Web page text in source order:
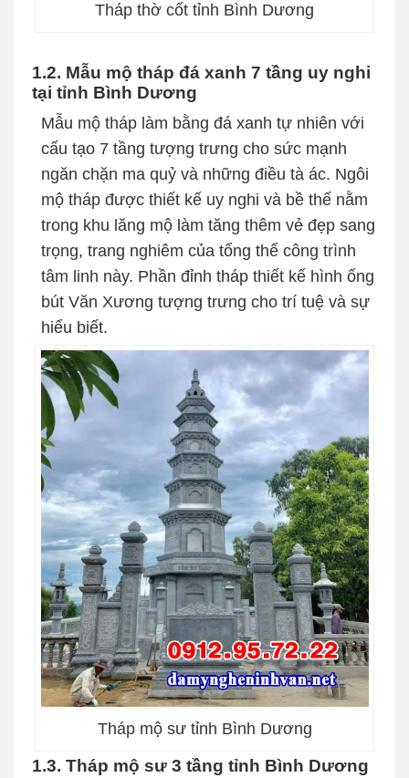
Tháp thờ cốt tỉnh Bình Dương
1.2. Mẫu mộ tháp đá xanh 7 tầng uy nghi
tại tỉnh Bình Dương
Mẫu mộ tháp làm bằng đá xanh tự nhiên với
cấu tạo 7 tầng tượng trưng cho sức mạnh
ngăn chặn ma quỷ và những điều tà ác. Ngôi
mộ tháp được thiết kế uy nghi và bề thế nằm
trong khu lăng mộ làm tăng thêm vẻ đẹp sang
trọng, trang nghiêm của tổng thể công trình
tâm linh này. Phần đỉnh tháp thiết kế hình ống
bút Văn Xương tượng trưng cho trí tuệ và sự
hiểu biết.
Tháp mộ sư tỉnh Bình Dương
1.3. Tháp mộ sư 3 tầng tỉnh Bình Dương